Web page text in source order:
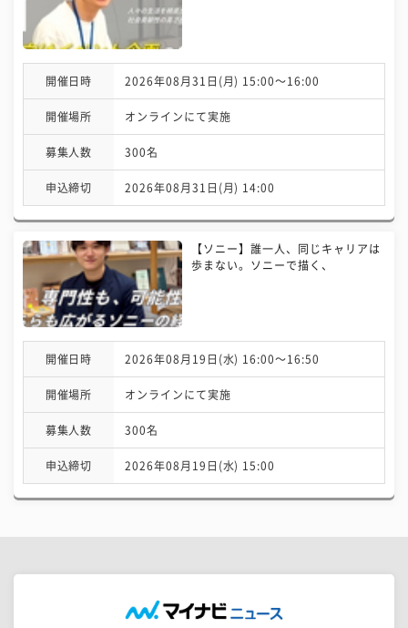
開催日時 2026年08月31日(月) 15:00〜16:00
開催場所 オンラインにて実施
募集人数 300名
申込締切 2026年08月31日(月) 14:00
【ソニー】誰一人、同じキャリアは
歩まない。ソニーで描く、
開催日時 2026年08月19日(水) 16:00〜16:50
開催場所 オンラインにて実施
募集人数 300名
申込締切 2026年08月19日(水) 15:00